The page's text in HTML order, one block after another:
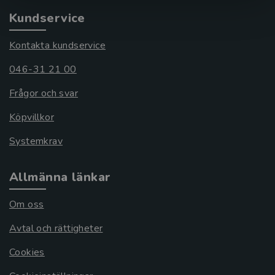
Kundservice
Kontakta kundservice
046-31 21 00
Frågor och svar
Köpvillkor
Systemkrav
Allmänna länkar
Om oss
Avtal och rättigheter
Cookies